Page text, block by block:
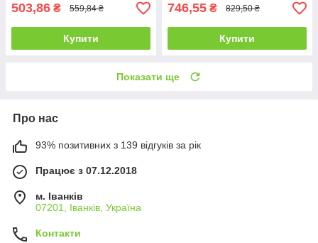
503,86 ₴ 559,84 ₴
Купити
746,55 ₴ 829,50 ₴
Купити
Показати ще
Про нас
93% позитивних з 139 відгуків за рік
Працює з 07.12.2018
м. Іванків
07201, Іванків, Україна
Контакти